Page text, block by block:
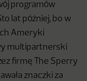
programów
lat później, bo w
Ameryki
multipartnerski
firmę The Sperry
znaczki za